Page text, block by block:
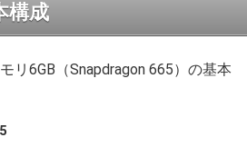
構成
リ6GB（Snapdragon 665）の基本